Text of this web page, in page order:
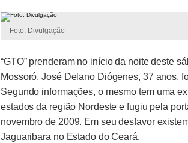
Foto: Divulgação
“GTO” prenderam no início da noite deste
Mossoró, José Delano Diógenes, 37 anos,
Segundo informações, o mesmo tem uma
estados da região Nordeste e fugiu pela
novembro de 2009. Em seu desfavor
Jaguaribara no Estado do Ceará.